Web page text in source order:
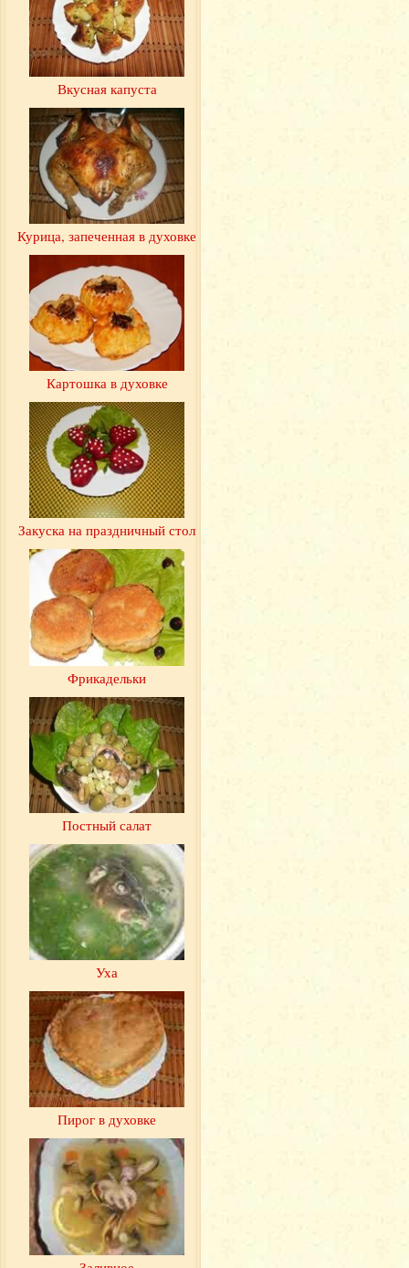
Вкусная капуста
Курица, запеченная в духовке
Картошка в духовке
Закуска на праздничный стол
Фрикадельки
Постный салат
Уха
Пирог в духовке